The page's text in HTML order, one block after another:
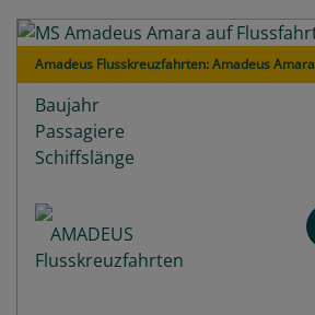
Amadeus Flusskreuzfahrten: Amadeus Amara
Baujahr
Passagiere
Schiffslänge